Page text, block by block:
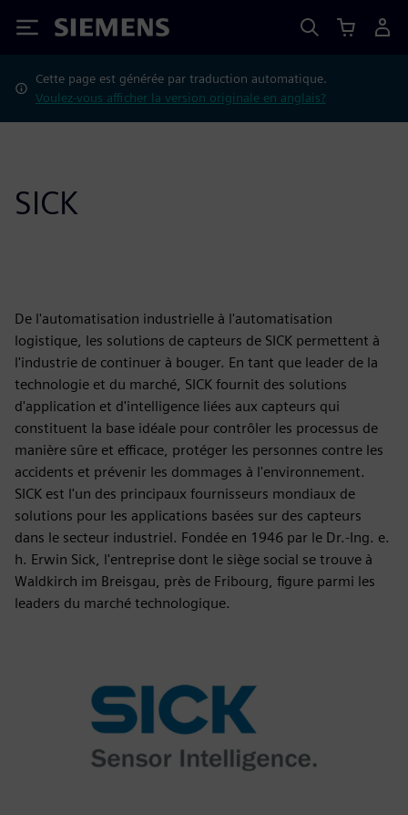
Siemens
Cette page est générée par traduction automatique.
Voulez-vous afficher la version originale en anglais?
SICK
De l'automatisation industrielle à l'automatisation
logistique, les solutions de capteurs de SICK permettent à
l'industrie de continuer à bouger. En tant que leader de la
technologie et du marché, SICK fournit des solutions
d'application et d'intelligence liées aux capteurs qui
constituent la base idéale pour contrôler les processus de
manière sûre et efficace, protéger les personnes contre les
accidents et prévenir les dommages à l'environnement.
SICK est l'un des principaux fournisseurs mondiaux de
solutions pour les applications basées sur des capteurs
dans le secteur industriel. Fondée en 1946 par le Dr.-Ing. e.
h. Erwin Sick, l'entreprise dont le siège social se trouve à
Waldkirch im Breisgau, près de Fribourg, figure parmi les
leaders du marché technologique.